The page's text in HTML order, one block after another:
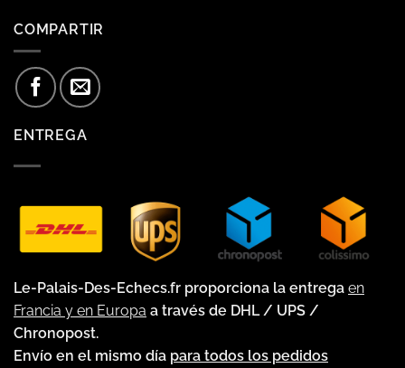
COMPARTIR
ENTREGA
Le-Palais-Des-Echecs.fr proporciona la entrega en
Francia y en Europa a través de DHL / UPS /
Chronopost.
Envío en el mismo día para todos los pedidos